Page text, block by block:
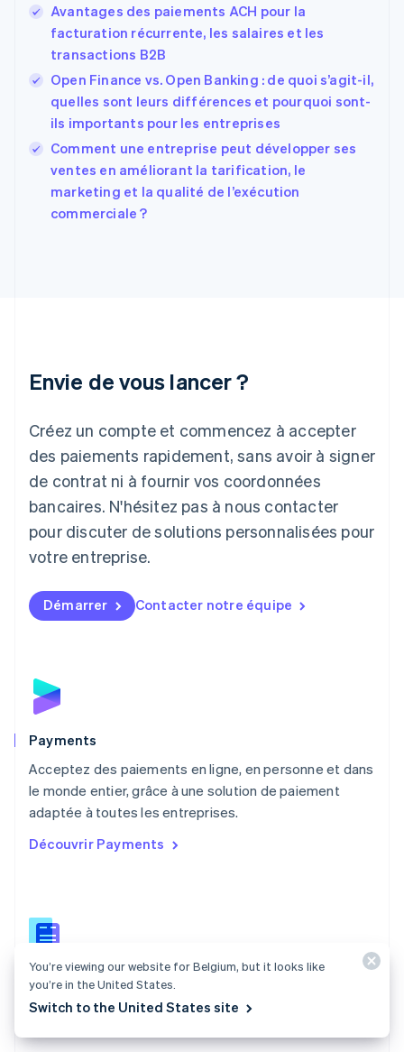
Avantages des paiements ACH pour la
facturation récurrente, les salaires et les
transactions B2B
Open Finance vs. Open Banking : de quoi s’agit-il,
quelles sont leurs différences et pourquoi sont-
ils importants pour les entreprises
Comment une entreprise peut développer ses
ventes en améliorant la tarification, le
marketing et la qualité de l’exécution
commerciale ?
Envie de vous lancer ?
Créez un compte et commencez à accepter
des paiements rapidement, sans avoir à signer
de contrat ni à fournir vos coordonnées
bancaires. N'hésitez pas à nous contacter
pour discuter de solutions personnalisées pour
votre entreprise.
Démarrer Contacter notre équipe
Payments
Acceptez des paiements en ligne, en personne et dans
le monde entier, grâce à une solution de paiement
adaptée à toutes les entreprises.
Découvrir Payments
Documentation Payments
Trouvez un guide qui vous aidera à intégrer les API de
EspañolEnglish
Estonie
États-Unis
EnglishEspañol简体中文
Finlande
English Svenska
France
FrançaisEnglish
Gibraltar
English
Grèce
Japon
Lettonie
English
Liechtenstein
DeutschEnglish
Lituanie
Luxembourg
FrançaisDeutschEnglish
English简体中文
Malte
Norvège
English
English
NederlandsEnglish
Pologne
English
PortuguêsEnglish
English
Roumanie
English
Royaume-Uni
Singapour
You’re viewing our website for Belgium, but it looks like
you’re in the United States.
Switch to the United States site